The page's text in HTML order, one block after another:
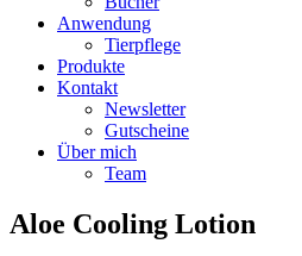
Anwendung
Tierpflege
Produkte
Kontakt
Newsletter
Gutscheine
Über mich
Team
Aloe Cooling Lotion